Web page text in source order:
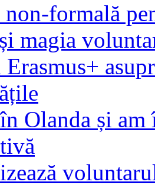
non-formală
magia
Olanda și am